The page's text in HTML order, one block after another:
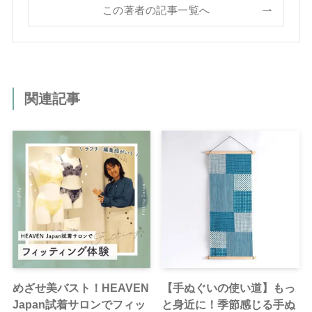
この著者の記事一覧へ
関連記事
めざせ美バスト！HEAVEN
Japan試着サロンでフィッ
【手ぬぐいの使い道】もっ
と身近に！季節感じる手ぬ